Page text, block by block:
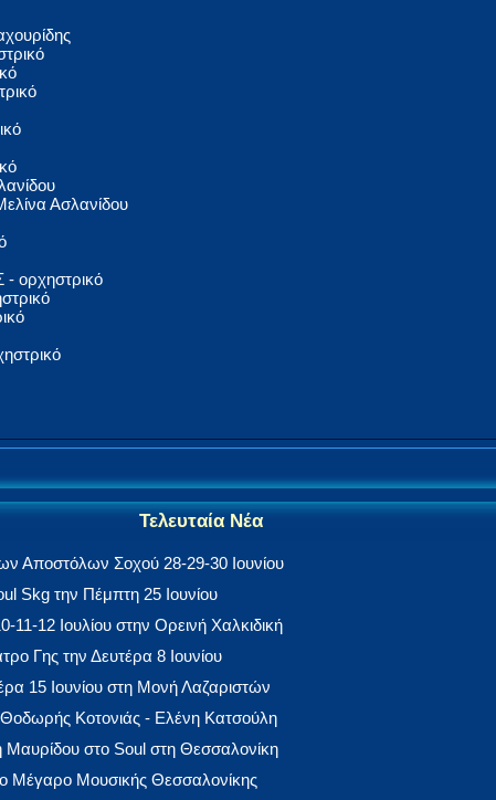
Ασλανίδου
Τελευταία Νέα
Αποστόλων Σοχού 28-29-30 Ιουνίου
Skg την Πέμπτη 25 Ιουνίου
12 Ιουλίου στην Ορεινή Χαλκιδική
Γης την Δευτέρα 8 Ιουνίου
15 Ιουνίου στη Μονή Λαζαριστών
Κοτονιάς - Ελένη Κατσούλη
Μαυρίδου στο Soul στη Θεσσαλονίκη
Μέγαρο Μουσικής Θεσσαλονίκης